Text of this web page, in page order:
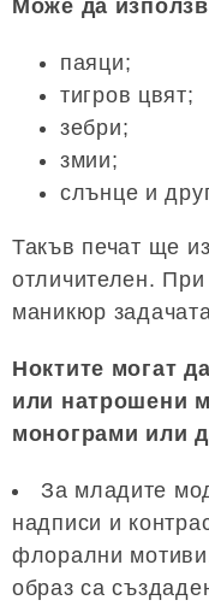
Може да
паяци;
тигров цвят;
зебри;
змии;
слънце и
Такъв печат ще
отличителен.
маникюр
Ноктите могат
или натрошени
монограми или
За младите
надписи и
флорални
образ са